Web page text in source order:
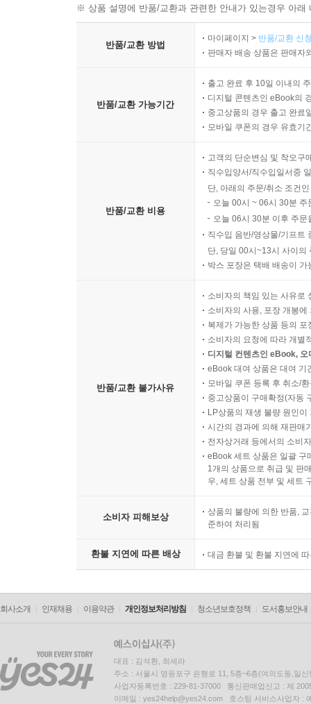
연습을 많이 했던 사람일 것이다.” _p. 454
이 책에는 동국대학교 총장으로 재임할 당시
갖추어야 할 시대정신과 비전을 제시하기도 하였다.
“일본 사람이 똑똑해서 우리를 점령한 것이 아니
나라를 일으켜 서양 과학문물과 우리 전통학문을
“동국대학교 시절, 총장실에 한 영국 사람이
대학교가 그리 많으냐고 물었다. 조금은 책망하
“우리는 다른 나라처럼 자원도 많지 않고, 40년
나라가 반 토막 난 채 아직도 기운을 못 차리고
이렇게 설명하니 그 영국 사람이 대답할 말이 없는
삶과 깨달음을 관통하는 지혜의 순간들
이 책의 중심에는 백성욱 박사를 따랐던 후학
바치는 삶을 실천해온 후학들이 전하는 백성욱
“선생님은 “몸을 가진 사람은 일하고 먹는 것이
크고 작은 일에 몸을 아끼지 않으셨다. 또 처음에
해서 입히면서 공부시키셨다. 그러다가 몇 달이
하셨다. 누가 살아가는 방법과 관계없는 주장
“선생님은 “의지하는 마음, 누가 해줄 것을 바라
‘불가능하다’ ‘못 한다’라는 마음을 하나하나 닦
마음’ ‘아는 마음’으로 바꾸게 하셨다. 일과 공부
부처님께서 8만 4,000 많은 법문을 하셨다지만
그것이 다 부처님의 말씀은 아니다.
※ 상품 설명에 반품/교환과 관련한 안내가 있는경우 아
반품/교환 방법
마이페이지 > 반품/교환 신
판매자 배송 상품은 판매자
반품/교환 가능기간
출고 완료 후 10일 이내의
디지털 콘텐츠인 eBook의
중고상품의 경우 출고 완료
모바일 쿠폰의 경우 유효기
반품/교환 비용
고객의 단순변심 및 착오구
직수입양서/직수입일서중
단, 아래의 주문/취소 조건
오늘 00시 ~ 06시 30분
오늘 06시 30분 이후 주
직수입 음반/영상물/기프트
단, 당일 00시~13시 사이의
박스 포장은 택배 배송이
반품/교환 불가사유
소비자의 책임 있는 사유로
소비자의 사용, 포장 개봉
복제가 가능한 상품 등의
소비자의 요청에 따라 개별
디지털 컨텐츠인 eBook,
eBook 대여 상품은 대여 기
모바일 쿠폰 등록 후 취소/
중고상품이 구매확정(자동
LP상품의 재생 불량 원인
시간의 경과에 의해 재판매
전자상거래 등에서의 소비
eBook 세트 상품은 일괄 구
1개의 상품으로 취급 및 판
우, 세트 상품 전부 및 세트
소비자 피해보상
상품의 불량에 의한 반품,
준하여 처리됨
환불 지연에 따른 배상 대금 환불 및 환불 지연에
회사소개 인재채용 이용약관 개인정보처리방침 청소년보호정책 도서홍보안내
대표 : 김석환, 최세라
주소 : 서울시 영등포구 은행로 11, 5층~6층(여의도동,일신
사업자등록번호 : 229-81-37000 통신판매업신고 : 제
이메일 : yes24help@yes24.com 호스팅 서비스사업자 :